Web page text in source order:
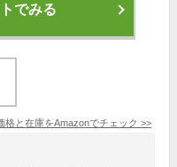
でみる
格と在庫をAmazonでチェック >>